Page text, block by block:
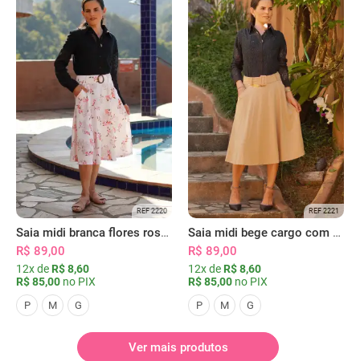
REF 2220
Saia midi branca flores rosas com bolsos
R$ 89,00
12x de R$ 8,60
R$ 85,00 no PIX
P M G
REF 2221
Saia midi bege cargo com bolsos
R$ 89,00
12x de R$ 8,60
R$ 85,00 no PIX
P M G
Ver mais produtos